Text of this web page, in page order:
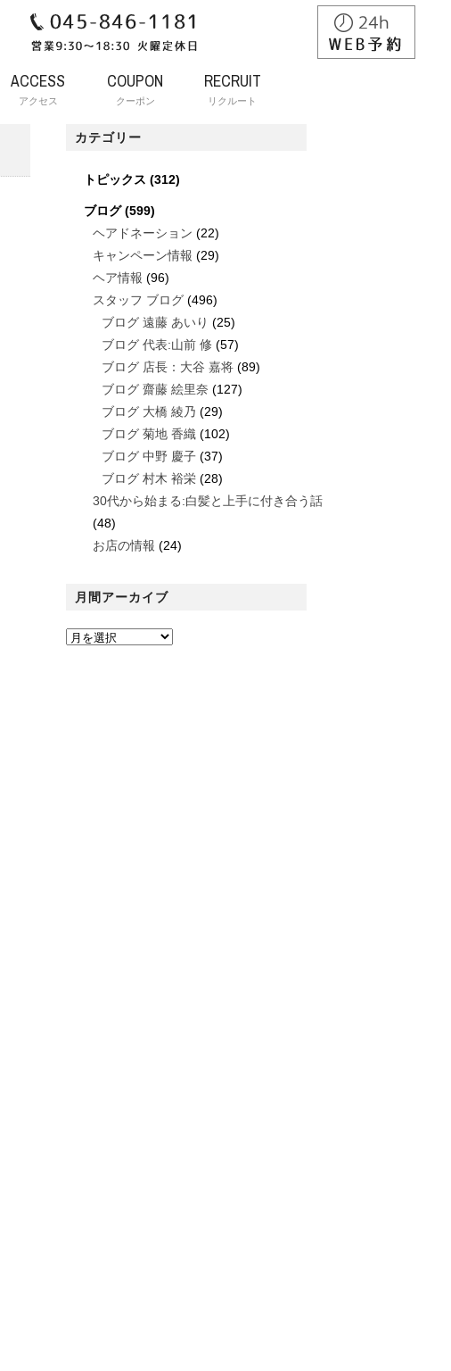
ACCESS
アクセス
COUPON
クーポン
RECRUIT
リクルート
カテゴリー
トピックス (312)
ブログ(599)
ヘアドネーション (22)
キャンペーン情報 (29)
ヘア情報 (96)
スタッフ ブログ (496)
ブログ 遠藤 あいり (25)
ブログ 代表:山前 修 (57)
ブログ 店長：大谷 嘉将 (89)
ブログ 齋藤 絵里奈 (127)
ブログ 大橋 綾乃 (29)
ブログ 菊地 香織 (102)
ブログ 中野 慶子 (37)
ブログ 村木 裕栄 (28)
30代から始まる:白髪と上手に付き合う話
(48)
お店の情報 (24)
月間アーカイブ